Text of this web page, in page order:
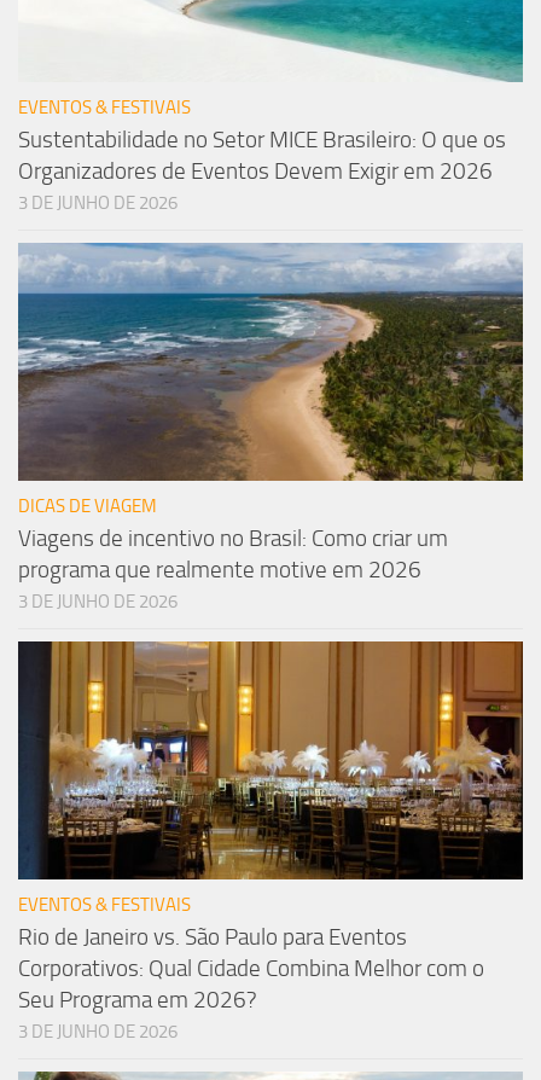
EVENTOS & FESTIVAIS
Sustentabilidade no Setor MICE Brasileiro: O que os
Organizadores de Eventos Devem Exigir em 2026
3 DE JUNHO DE 2026
DICAS DE VIAGEM
Viagens de incentivo no Brasil: Como criar um
programa que realmente motive em 2026
3 DE JUNHO DE 2026
EVENTOS & FESTIVAIS
Rio de Janeiro vs. São Paulo para Eventos
Corporativos: Qual Cidade Combina Melhor com o
Seu Programa em 2026?
3 DE JUNHO DE 2026